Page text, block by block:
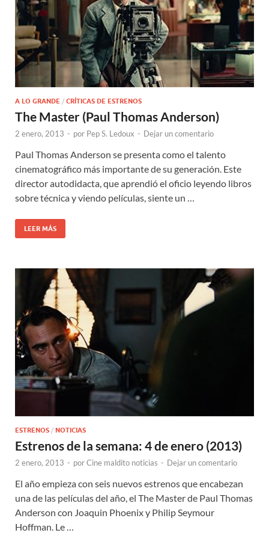
A LO GRANDE / CRÍTICAS DE ESTRENOS
The Master (Paul Thomas Anderson)
2 enero, 2013 - por Pep S. Ledoux - Dejar un comentario
Paul Thomas Anderson se presenta como el talento
cinematográfico más importante de su generación. Este
director autodidacta, que aprendió el oficio leyendo libros
sobre técnica y viendo películas, siente un …
LEER MÁS
ESTRENOS / NOTICIAS
Estrenos de la semana: 4 de enero (2013)
2 enero, 2013 - porCine maldito noticias - Dejar un comentario
El año empieza con seis nuevos estrenos que encabezan
una de las películas del año, el The Master de Paul Thomas
Anderson con Joaquin Phoenix y Philip Seymour
Hoffman. Le …